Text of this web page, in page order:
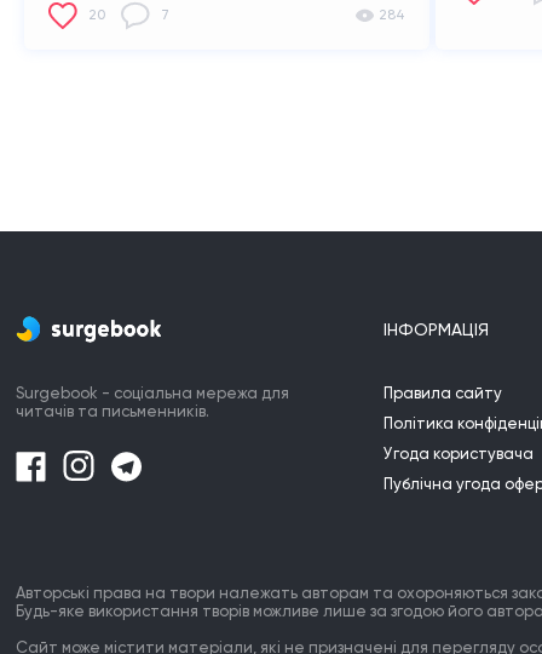
20 7 284
Surgebook - соціальна мережа для
читачів та письменників.
ІНФОРМАЦІЯ
Правила сайту
Політика
Угода користувача
Публічна угода
Авторські права на твори належать авторам та охороняються
Будь-яке використання творів можливе лише за згодою його
Сайт може містити матеріали, які не призначені для перегляду